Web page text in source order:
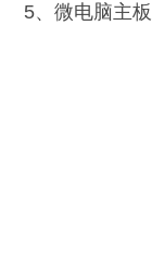
5、微电脑主